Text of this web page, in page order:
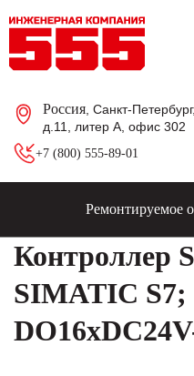
Россия , Санкт-
д.11, литер А, офис 302
+7 (800) 555-89-01
Ремонтируемое
Контроллер
SIMATIC S7;